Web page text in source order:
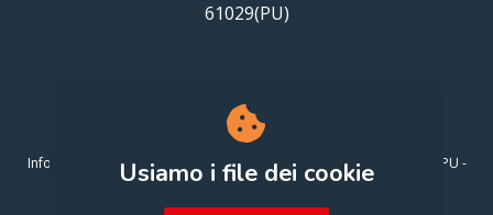
61029(PU)
Info-Net S.r.l. via CastelBoccione 37/B Loc. Trasanni, 61029 Urbino PU -
P.IVA 01358610416
Usiamo i file dei cookie